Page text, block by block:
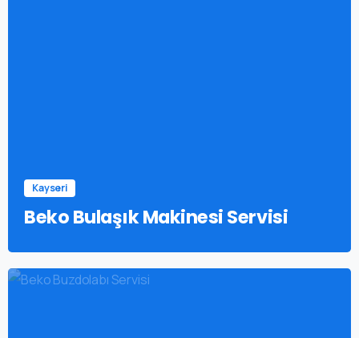
Kayseri
Beko Bulaşık Makinesi Servisi